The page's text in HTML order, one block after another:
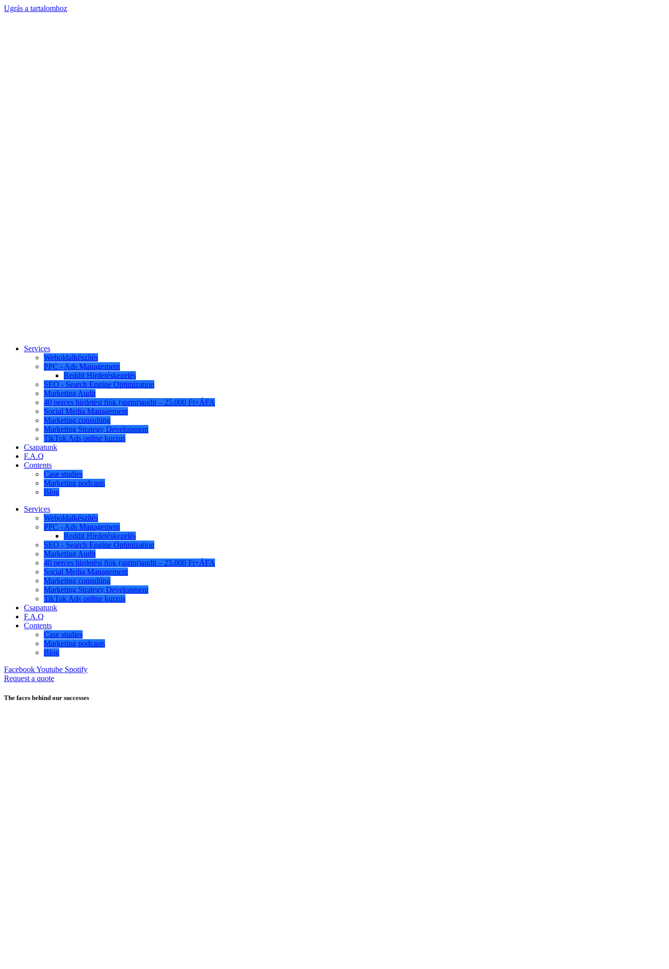
Ugrás a tartalomhoz
Services
Weboldalkészítés
PPC - Ads Management
Reddit Hirdetéskezelés
SEO - Search Engine Optimization
Marketing Audit
40 perces hirdetési fiók (sprint)audit – 25.000 Ft+ÁFA
Social Media Management
Marketing consulting
Marketing Strategy Development
TikTok Ads online kurzus
Csapatunk
F.A.Q
Contents
Case studies
Marketing podcasts
Blog
Services
Weboldalkészítés
PPC - Ads Management
Reddit Hirdetéskezelés
SEO - Search Engine Optimization
Marketing Audit
40 perces hirdetési fiók (sprint)audit – 25.000 Ft+ÁFA
Social Media Management
Marketing consulting
Marketing Strategy Development
TikTok Ads online kurzus
Csapatunk
F.A.Q
Contents
Case studies
Marketing podcasts
Blog
FacebookYoutube Spotify
Request a quote
The faces behind our successes